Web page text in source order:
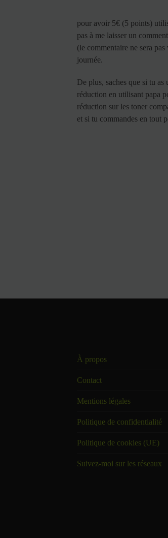
pour avoir 5€ (5 points)
pas à me laisser un
(le commentaire ne sera
journée.
De plus, saches que si tu
réduction en utilisant papa
réduction sur les toner
et si tu commandes en tout
À propos
Contact
Mentions légales
Politique de confidentialité
Politique de cookies (UE)
Suivez-moi sur les réseaux